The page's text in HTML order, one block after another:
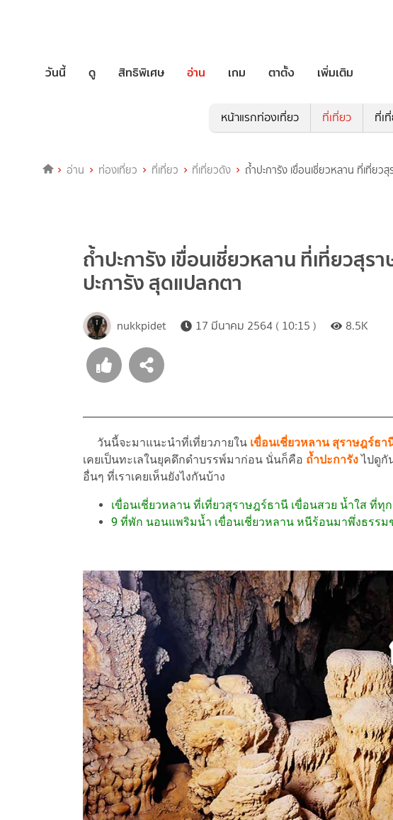
วันนี้ ดู สิทธิพิเศษ อ่าน เกม ตาตั้ง เพิ่มเติม
หน้าแรกท่องเที่ยว ที่เที่ยว ที่เ
อ่าน ท่องเที่ยว ที่เที่ยว ที่เที่ยวดัง ถ้ำปะการัง เขื่อนเชี่ยวหลาน ที่เที่ยว
ถ้ำปะการัง เขื่อนเชี่ยวหลาน ที่เที่ยวสุร
ปะการัง สุดแปลกตา
nukkpidet 17 มีนาคม 2564 ( 10:15 ) 8.5K
วันนี้จะมาแนะนำที่เที่ยวภายใน เขื่อนเชี่ยวหลาน สุราษฎร์ธา
เคยเป็นทะเลในยุคดึกดำบรรพ์มาก่อน นั่นก็คือ ถ้ำปะการัง ไปดูกั
อื่นๆ ที่เราเคยเห็นยังไงกันบ้าง
เขื่อนเชี่ยวหลาน ที่เที่ยวสุราษฎร์ธานี เขื่อนสวย น้ำใส ที่ทุ
9 ที่พัก นอนแพริมน้ำ เขื่อนเชี่ยวหลาน หนีร้อนมาพึ่งธรรม